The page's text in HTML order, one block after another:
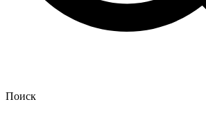
Поиск